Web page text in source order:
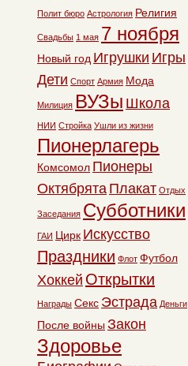
Полит бюро Астрология Религия
Свадьбы 1 мая 7 ноября
Новый год Игрушки Игры
Дети Спорт Армия Мода
Милиция ВУЗы Школа
НИИ Стройка Ушли из жизни
Пионерлагерь
Комсомол Пионеры
Октябрята Плакат Отдых
Заседания Субботники
ГАИ Цирк Искусство
Праздники Флот Футбол
Хоккей Открытки
Награды Секс Эстрада Деньги
После войны Закон
Здоровье